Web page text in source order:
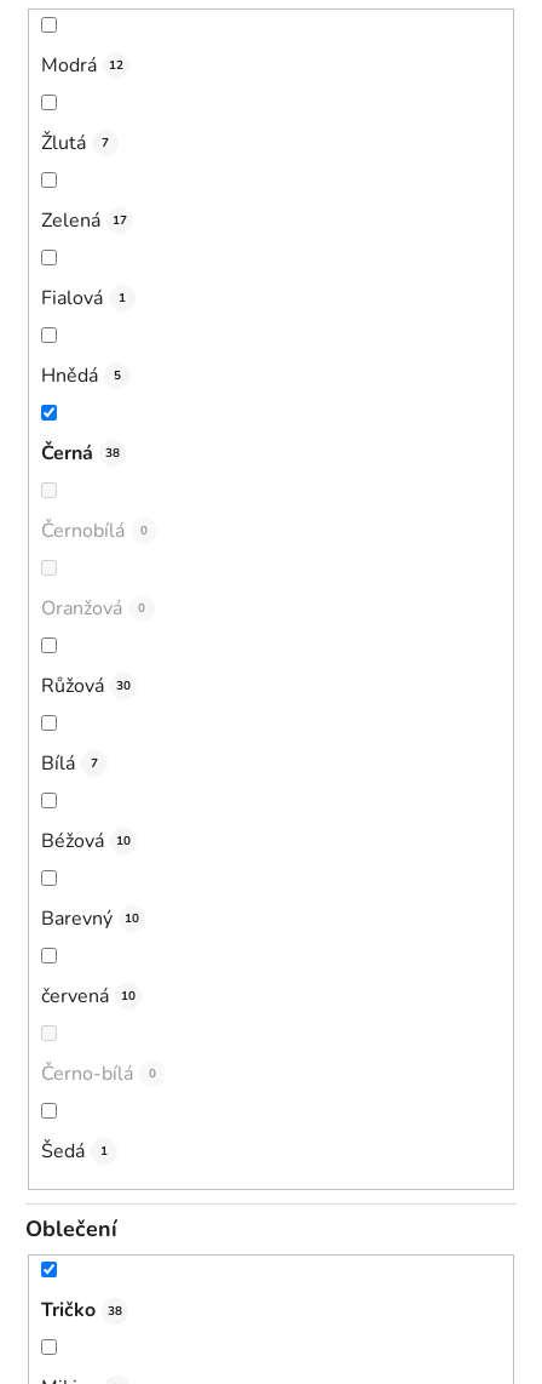
Modrá 12
Žlutá 7
Zelená 17
Fialová 1
Hnědá 5
Černá 38
Černobílá 0
Oranžová 0
Růžová 30
Bílá 7
Béžová 10
Barevný 10
červená 10
Černo-bílá 0
Šedá 1
Oblečení
Tričko 38